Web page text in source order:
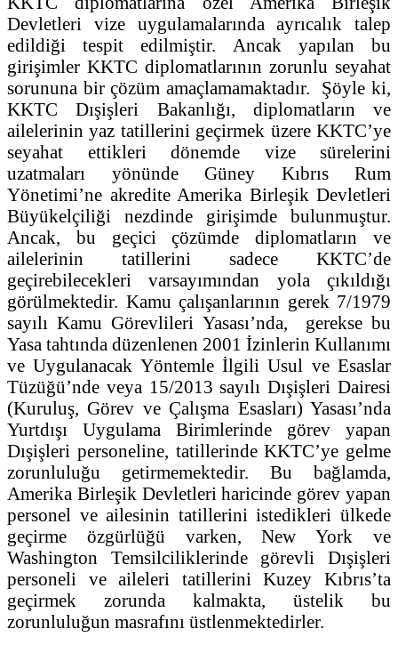
Devletleri vize uygulamalarında ayrıcalık talep
edildiği tespit edilmiştir. Ancak yapılan bu
girişimler KKTC diplomatlarının zorunlu seyahat
sorununa bir çözüm amaçlamamaktadır. Şöyle ki,
KKTC Dışişleri Bakanlığı, diplomatların ve
ailelerinin yaz tatillerini geçirmek üzere KKTC’ye
seyahat ettikleri dönemde vize sürelerini
uzatmaları yönünde Güney Kıbrıs Rum
Yönetimi’ne akredite Amerika Birleşik Devletleri
Büyükelçiliği nezdinde girişimde bulunmuştur.
Ancak, bu geçici çözümde diplomatların ve
ailelerinin tatillerini sadece KKTC’de
geçirebilecekleri varsayımından yola çıkıldığı
görülmektedir. Kamu çalışanlarının gerek 7/1979
sayılı Kamu Görevlileri Yasası’nda, gerekse bu
Yasa tahtında düzenlenen 2001 İzinlerin Kullanımı
ve Uygulanacak Yöntemle İlgili Usul ve Esaslar
Tüzüğü’nde veya 15/2013 sayılı Dışişleri Dairesi
(Kuruluş, Görev ve Çalışma Esasları) Yasası’nda
Yurtdışı Uygulama Birimlerinde görev yapan
Dışişleri personeline, tatillerinde KKTC’ye gelme
zorunluluğu getirmemektedir. Bu bağlamda,
Amerika Birleşik Devletleri haricinde görev yapan
personel ve ailesinin tatillerini istedikleri ülkede
geçirme özgürlüğü varken, New York ve
Washington Temsilciliklerinde görevli Dışişleri
personeli ve aileleri tatillerini Kuzey Kıbrıs’ta
geçirmek zorunda kalmakta, üstelik bu
zorunluluğun masrafını üstlenmektedirler.